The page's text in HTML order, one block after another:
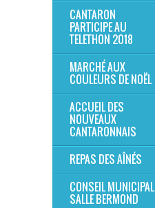
CANTARON
PARTICIPE AU
TELETHON 2018
MARCHÉ AUX
COULEURS DE NOËL
ACCUEIL DES
NOUVEAUX
CANTARONNAIS
REPAS DES AÎNÉS
CONSEIL MUNICIPAL
SALLE BERMOND